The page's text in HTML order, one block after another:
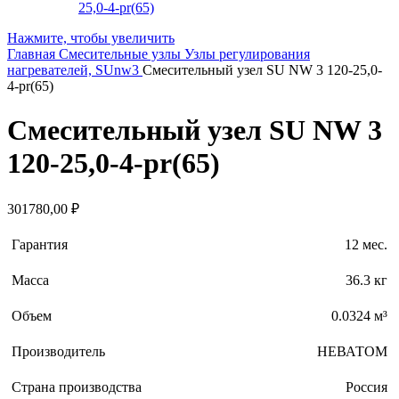
Нажмите, чтобы увеличить
Главная Смесительные узлы Узлы регулирования
нагревателей, SUnw3 Смесительный узел SU NW 3 120-25,0-
4-pr(65)
Смесительный узел SU NW 3
120-25,0-4-pr(65)
301780,00 ₽
Гарантия 12 мес.
Масса 36.3 кг
Объем 0.0324 м³
Производитель НЕВАТОМ
Страна производства Россия